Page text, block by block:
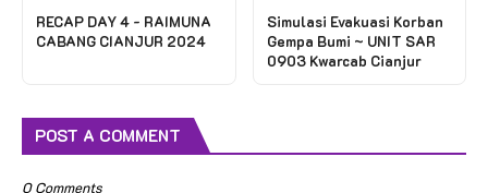
RECAP DAY 4 - RAIMUNA
CABANG CIANJUR 2024
Simulasi Evakuasi Korban
Gempa Bumi ~ UNIT SAR
0903 Kwarcab Cianjur
POST A COMMENT
0 Comments